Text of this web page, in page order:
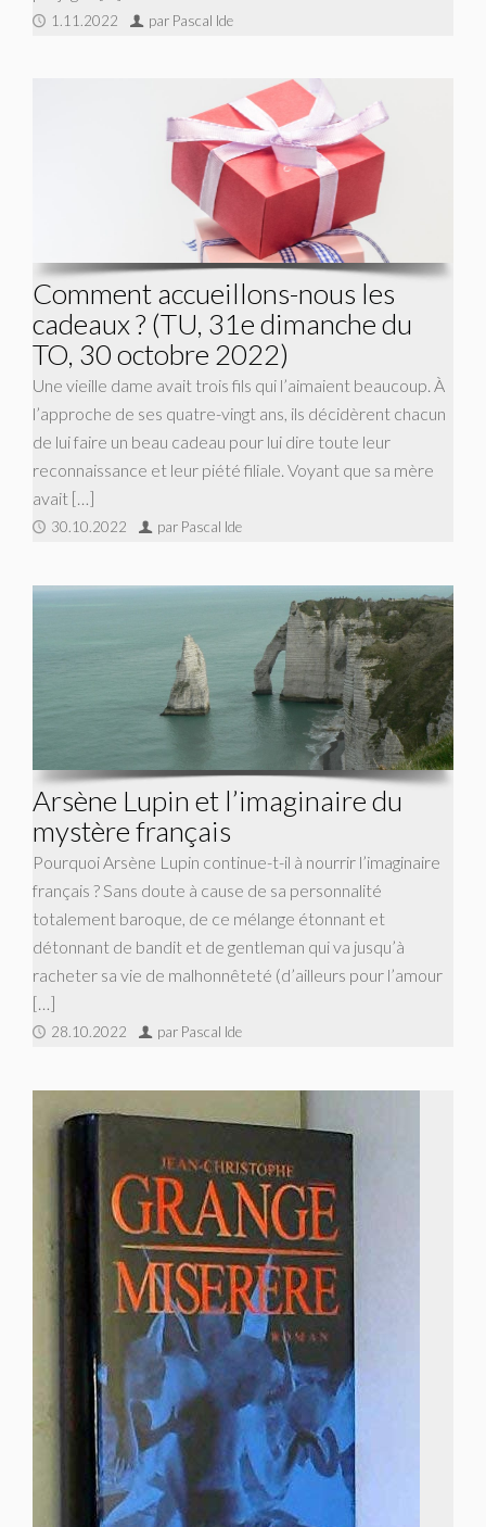
1.11.2022 par Pascal Ide
Comment accueillons-nous les
cadeaux ? (TU, 31e dimanche du
TO, 30 octobre 2022)
Une vieille dame avait trois fils qui l’aimaient beaucoup. À
l’approche de ses quatre-vingt ans, ils décidèrent chacun
de lui faire un beau cadeau pour lui dire toute leur
reconnaissance et leur piété filiale. Voyant que sa mère
avait […]
30.10.2022 par Pascal Ide
Arsène Lupin et l’imaginaire du
mystère français
Pourquoi Arsène Lupin continue-t-il à nourrir l’imaginaire
français ? Sans doute à cause de sa personnalité
totalement baroque, de ce mélange étonnant et
détonnant de bandit et de gentleman qui va jusqu’à
racheter sa vie de malhonnêteté (d’ailleurs pour l’amour
[…]
28.10.2022 par Pascal Ide